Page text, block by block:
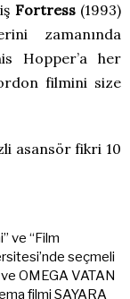
Fortress(1993)
zamanında
Hopper’a her
filmini size
asansör fikri 10
ve “Film
seçmeli
OMEGA VATAN
filmi SAYARA